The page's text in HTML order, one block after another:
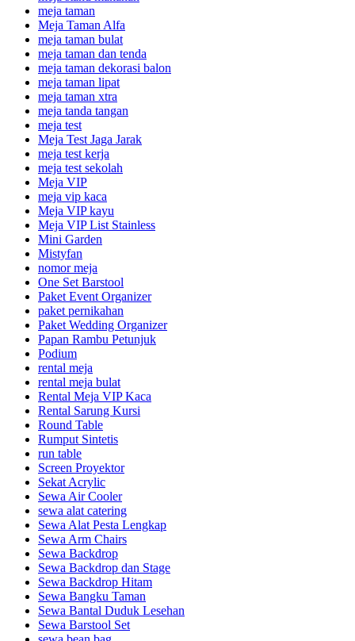
meja taman
Meja Taman Alfa
meja taman bulat
meja taman dan tenda
meja taman dekorasi balon
meja taman lipat
meja taman xtra
meja tanda tangan
meja test
Meja Test Jaga Jarak
meja test kerja
meja test sekolah
Meja VIP
meja vip kaca
Meja VIP kayu
Meja VIP List Stainless
Mini Garden
Mistyfan
nomor meja
One Set Barstool
Paket Event Organizer
paket pernikahan
Paket Wedding Organizer
Papan Rambu Petunjuk
Podium
rental meja
rental meja bulat
Rental Meja VIP Kaca
Rental Sarung Kursi
Round Table
Rumput Sintetis
run table
Screen Proyektor
Sekat Acrylic
Sewa Air Cooler
sewa alat catering
Sewa Alat Pesta Lengkap
Sewa Arm Chairs
Sewa Backdrop
Sewa Backdrop dan Stage
Sewa Backdrop Hitam
Sewa Bangku Taman
Sewa Bantal Duduk Lesehan
Sewa Barstool Set